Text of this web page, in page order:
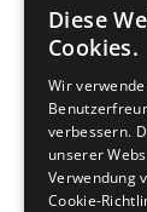
Diese
Cookies.
Wir
verbessern.
unserer
Verwendung
Cookie-